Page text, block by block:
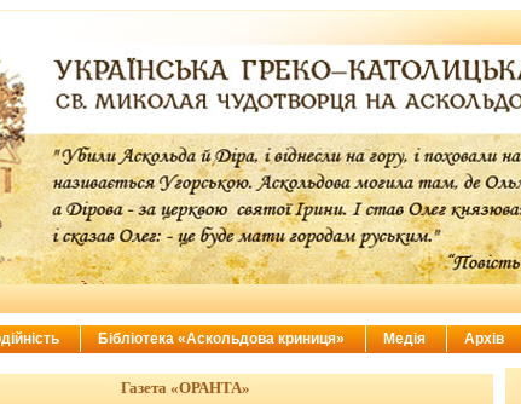
Газета «ОРАНТА»
Бібліотека «Аскольдова криниця» Медія Архів